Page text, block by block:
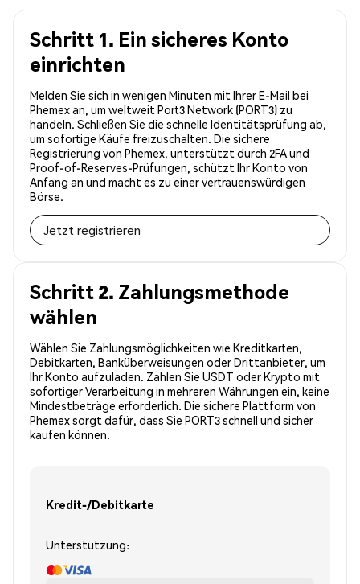
Schritt 1. Ein sicheres Konto
einrichten
Melden Sie sich in wenigen Minuten mit Ihrer E-Mail bei
Phemex an, um weltweit Port3 Network (PORT3) zu
handeln. Schließen Sie die schnelle Identitätsprüfung ab,
um sofortige Käufe freizuschalten. Die sichere
Registrierung von Phemex, unterstützt durch 2FA und
Proof-of-Reserves-Prüfungen, schützt Ihr Konto von
Anfang an und macht es zu einer vertrauenswürdigen
Börse.
Jetzt registrieren
Schritt 2. Zahlungsmethode
wählen
Wählen Sie Zahlungsmöglichkeiten wie Kreditkarten,
Debitkarten, Banküberweisungen oder Drittanbieter, um
Ihr Konto aufzuladen. Zahlen Sie USDT oder Krypto mit
sofortiger Verarbeitung in mehreren Währungen ein, keine
Mindestbeträge erforderlich. Die sichere Plattform von
Phemex sorgt dafür, dass Sie PORT3 schnell und sicher
kaufen können.
Kredit-/Debitkarte
Unterstützung: